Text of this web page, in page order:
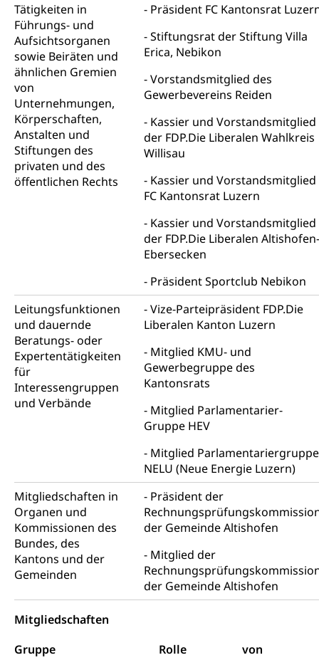
Tätigkeiten in
Führungs- und
Aufsichtsorganen
sowie Beiräten und
ähnlichen Gremien
von
Unternehmungen,
Körperschaften,
Anstalten und
Stiftungen des
privaten und des
öffentlichen Rechts
Präsident FC Kantonsrat
Stiftungsrat der Stiftung Villa
Erica, Nebikon
Vorstandsmitglied des
Gewerbevereins Reiden
Kassier und Vorstandsmitglied
der FDP.Die Liberalen Wahlkreis
Willisau
Kassier und Vorstandsmitglied
FC Kantonsrat Luzern
Kassier und Vorstandsmitglied
der FDP.Die Liberalen Altishofen-
Ebersecken
Präsident Sportclub Nebikon
Leitungsfunktionen
und dauernde
Beratungs- oder
Expertentätigkeiten
für
Interessengruppen
und Verbände
Vize-Parteipräsident FDP.Die
Liberalen Kanton Luzern
Mitglied KMU- und
Gewerbegruppe des
Kantonsrats
Mitglied Parlamentarier-
Gruppe HEV
Mitglied Parlamentariergruppe
NELU (Neue Energie Luzern)
Mitgliedschaften in
Organen und
Kommissionen des
Bundes, des
Kantons und der
Gemeinden
Präsident der
der Gemeinde Altishofen
Mitglied der
der Gemeinde Altishofen
Mitgliedschaften
Gruppe
Rolle
von
zentras (Betrieb und Unterhalt LU, OW, NW,
Strassenverkehrsamt
Verkehr und Infrastruktur vif
Kantonsstrassen
Persönliches
Zivilstand
Geburt, Heirat, Ehe, Partnerschaft, Tod,
Zivilstandsamt, Zivilstandsregiste
Zivilstandswesen
Adoption
Adoptivkind, Adoptiveltern, Adoptionsvermittlung,
Adoptionsverfahren, elterliche Gewalt, elterliche
Adoption
Aufenthaltsbewilligungen
Niederlassungsbewilligung, Aufenthalt,
Niederlassung, Wohnsitz
Amt für Migration
Ausweise und Bescheinigungen
Reisepass, Identitätskarte, Visum, Geburtsurkunde
Jagdausweis, Fischereiausweis
Strafregisterauszug bestellen
Waffen, Sprengstoffe und Pyrotechnik
Reisepass, Identitätskarte
Fahrzeugausweis)
Namensänderungen
Einbürgerung
Nationalität, Staatsangehörigkeit,
Staatsbürgerschaft, Bürgerrecht, Erwerb des
Bürgerrechts, Verlust des Bürgerrechts,
Einbürgerungsverfahren
Geburtsurkunde, Geburtsschein, Geburtsanzeige
Familienzulagen (WAS Luzern)
Schwangerschaft / Geburt (gruezi.lu.ch)
Kinder und Jugendliche
Mündigkeit, Kindesschutz, Jugendschutz
Kinder- und Jugendförderung
Psychische Gesundheit
IV für Kinder und Jugendliche (WAS Luzern)
Pflege / Pflegeheim
Hauspflege, spitalexterne Pflege, Spitex
Betreuung von Angehörigen (WAS Luzern)
Kirche, Gottesdienst, Seelsorge,
Religionsgemeinschaft